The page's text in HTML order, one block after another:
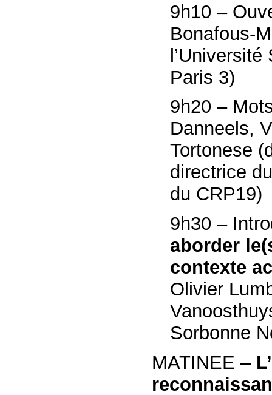
9h10 –
Bonafous-
Paris 3)
9h20 –
Danneels,
Tortonese
directrice
du CRP19)
9h30 –
aborder
contexte
Olivier
Sorbonne
MATINEE –